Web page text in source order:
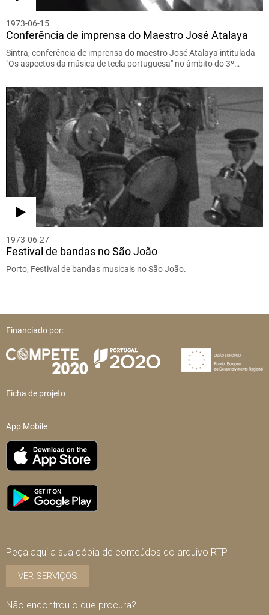
1973-06-15
Conferência de imprensa do Maestro José Atalaya
Sintra, conferência de imprensa do maestro José Atalaya intitulada
"Os aspectos da música de tecla portuguesa" no âmbito do 3º…
1973-06-27
Festival de bandas no São João
Porto, Festival de bandas musicais no São João.
Financiado por:
Ficha de projeto
App Mobile
Peça aqui a sua cópia de conteúdos do arquivo RTP
VER SERVIÇOS
Não encontrou o que procura?